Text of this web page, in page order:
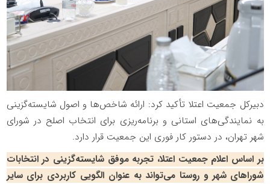
دبیرکل جمعیت اعتلا تأکید کرد: ارائه شاخص‌ها و اصول شایسته‌گزینی
به نمایندگی‌های استانی و برنامه‌ریزی برای انتخاب اصلح در شورای
شهر تهران، در دستور کار فوری این جمعیت قرار دارد.
بر اساس اعلام جمعیت اعتلا، تجربه موفق شایسته‌گزینی در انتخابات
شوراهای شهر و روستا می‌تواند به عنوان الگویی کاربردی برای سایر